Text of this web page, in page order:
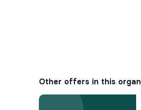
Other offers in this